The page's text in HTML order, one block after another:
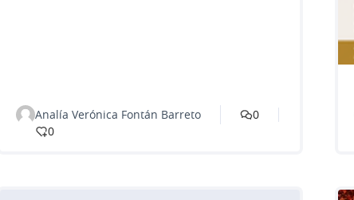
Analía Verónica Fontán Barreto
0
0